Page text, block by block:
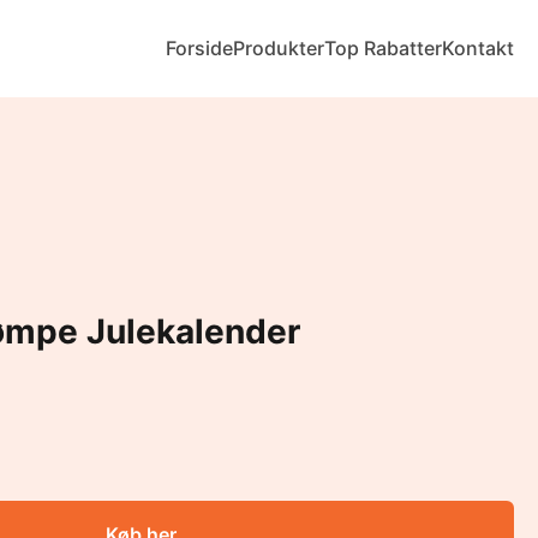
ForsideProdukterTop RabatterKontakt
Julekalender